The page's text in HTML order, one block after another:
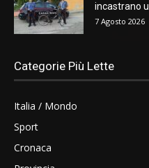
incastrano
7 Agosto 2026
Categorie Più Lette
Italia / Mondo
Sport
Cronaca